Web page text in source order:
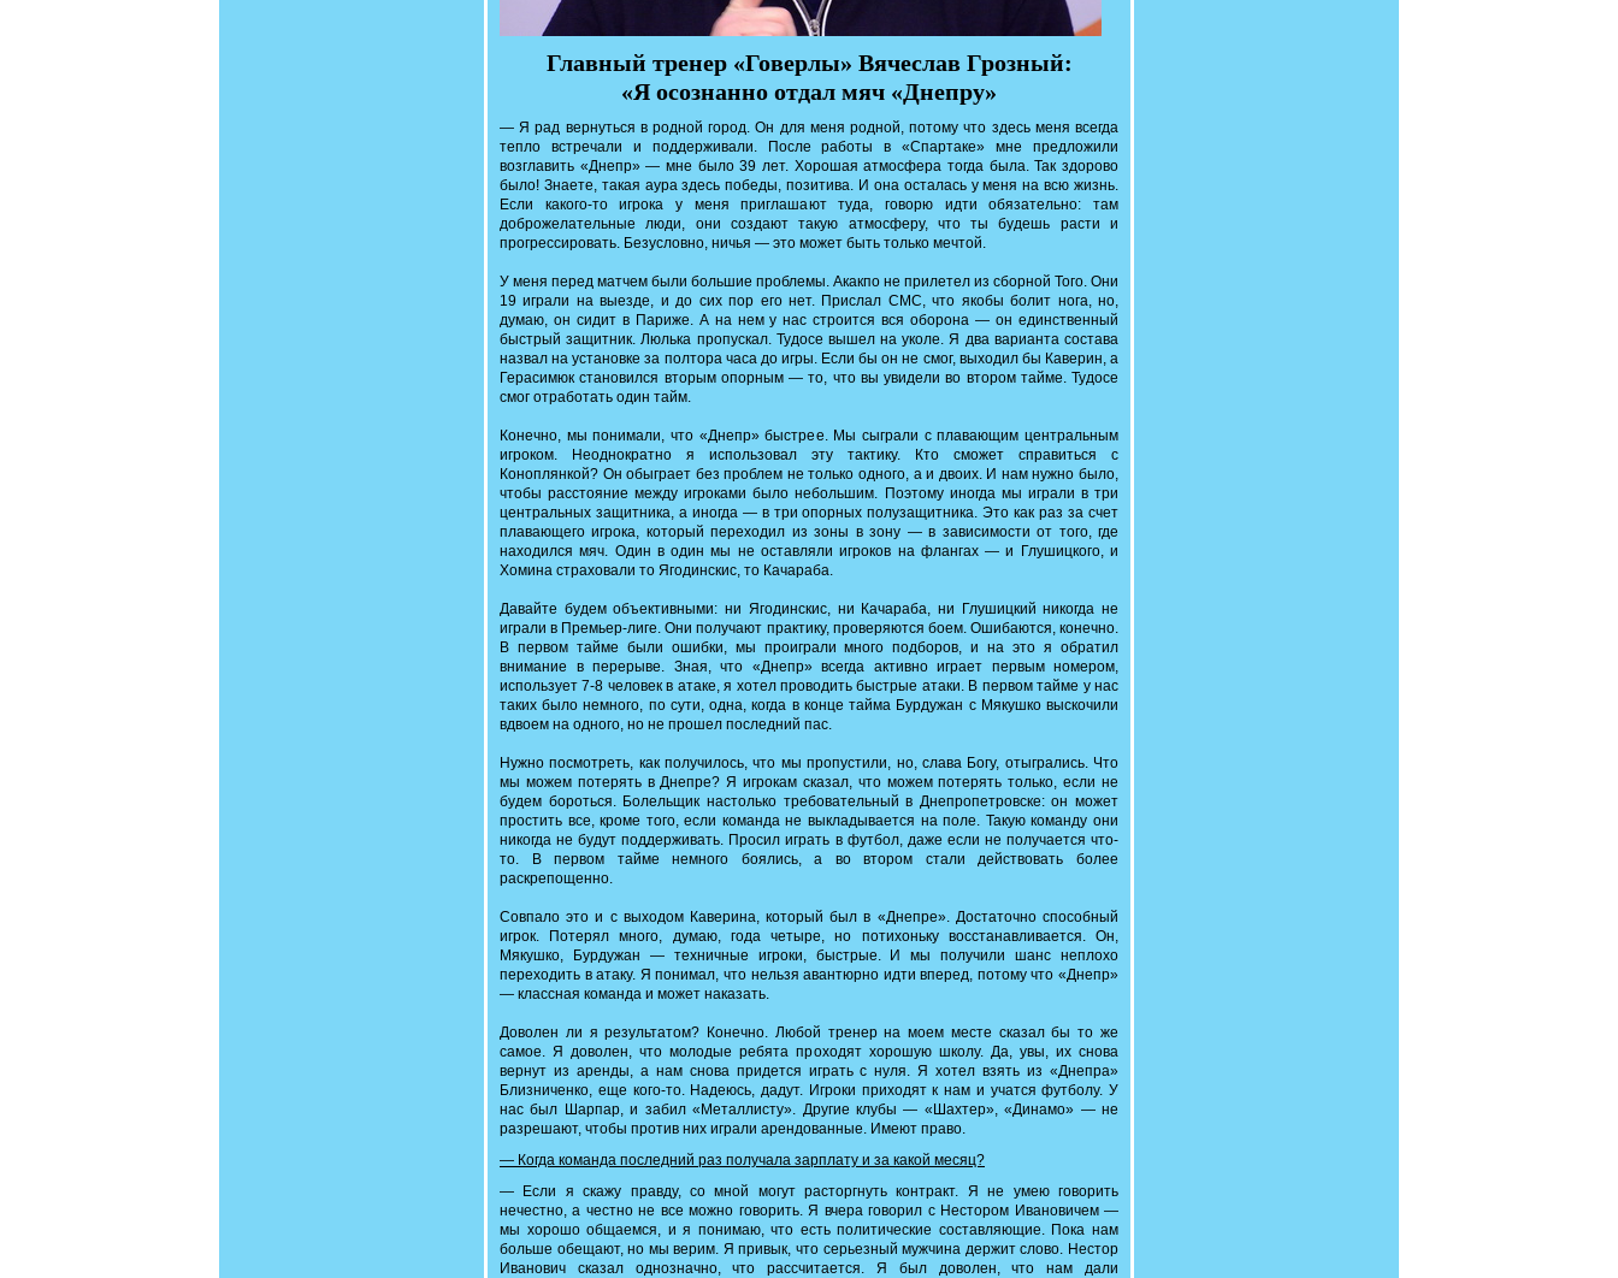
Главный тренер «Говерлы» Вячеслав Грозный:
«Я осознанно отдал мяч «Днепру»
— Я рад вернуться в родной город. Он для меня родной, потому что здесь меня всегда
тепло встречали и поддерживали. После работы в «Спартаке» мне предложили
возглавить «Днепр» — мне было 39 лет. Хорошая атмосфера тогда была. Так здорово
было! Знаете, такая аура здесь победы, позитива. И она осталась у меня на всю жизнь.
Если какого-то игрока у меня приглашают туда, говорю идти обязательно: там
доброжелательные люди, они создают такую атмосферу, что ты будешь расти и
прогрессировать. Безусловно, ничья — это может быть только мечтой.
У меня перед матчем были большие проблемы. Акакпо не прилетел из сборной Того. Они
19 играли на выезде, и до сих пор его нет. Прислал СМС, что якобы болит нога, но,
думаю, он сидит в Париже. А на нем у нас строится вся оборона — он единственный
быстрый защитник. Люлька пропускал. Тудосе вышел на уколе. Я два варианта состава
назвал на установке за полтора часа до игры. Если бы он не смог, выходил бы Каверин, а
Герасимюк становился вторым опорным — то, что вы увидели во втором тайме. Тудосе
смог отработать один тайм.
Конечно, мы понимали, что «Днепр» быстрее. Мы сыграли с плавающим центральным
игроком. Неоднократно я использовал эту тактику. Кто сможет справиться с
Коноплянкой? Он обыграет без проблем не только одного, а и двоих. И нам нужно было,
чтобы расстояние между игроками было небольшим. Поэтому иногда мы играли в три
центральных защитника, а иногда — в три опорных полузащитника. Это как раз за счет
плавающего игрока, который переходил из зоны в зону — в зависимости от того, где
находился мяч. Один в один мы не оставляли игроков на флангах — и Глушицкого, и
Хомина страховали то Ягодинскис, то Качараба.
Давайте будем объективными: ни Ягодинскис, ни Качараба, ни Глушицкий никогда не
играли в Премьер-лиге. Они получают практику, проверяются боем. Ошибаются, конечно.
В первом тайме были ошибки, мы проиграли много подборов, и на это я обратил
внимание в перерыве. Зная, что «Днепр» всегда активно играет первым номером,
использует 7-8 человек в атаке, я хотел проводить быстрые атаки. В первом тайме у нас
таких было немного, по сути, одна, когда в конце тайма Бурдужан с Мякушко выскочили
вдвоем на одного, но не прошел последний пас.
Нужно посмотреть, как получилось, что мы пропустили, но, слава Богу, отыгрались. Что
мы можем потерять в Днепре? Я игрокам сказал, что можем потерять только, если не
будем бороться. Болельщик настолько требовательный в Днепропетровске: он может
простить все, кроме того, если команда не выкладывается на поле. Такую команду они
никогда не будут поддерживать. Просил играть в футбол, даже если не получается что-
то. В первом тайме немного боялись, а во втором стали действовать более
раскрепощенно.
Совпало это и с выходом Каверина, который был в «Днепре». Достаточно способный
игрок. Потерял много, думаю, года четыре, но потихоньку восстанавливается. Он,
Мякушко, Бурдужан — техничные игроки, быстрые. И мы получили шанс неплохо
переходить в атаку. Я понимал, что нельзя авантюрно идти вперед, потому что «Днепр»
— классная команда и может наказать.
Доволен ли я результатом? Конечно. Любой тренер на моем месте сказал бы то же
самое. Я доволен, что молодые ребята проходят хорошую школу. Да, увы, их снова
вернут из аренды, а нам снова придется играть с нуля. Я хотел взять из «Днепра»
Близниченко, еще кого-то. Надеюсь, дадут. Игроки приходят к нам и учатся футболу. У
нас был Шарпар, и забил «Металлисту». Другие клубы — «Шахтер», «Динамо» — не
разрешают, чтобы против них играли арендованные. Имеют право.
— Когда команда последний раз получала зарплату и за какой месяц?
— Если я скажу правду, со мной могут расторгнуть контракт. Я не умею говорить
нечестно, а честно не все можно говорить. Я вчера говорил с Нестором Ивановичем —
мы хорошо общаемся, и я понимаю, что есть политические составляющие. Пока нам
больше обещают, но мы верим. Я привык, что серьезный мужчина держит слово. Нестор
Иванович сказал однозначно, что рассчитается. Я был доволен, что нам дали